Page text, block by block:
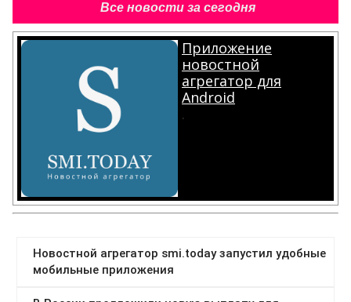
Все новости за сегодня
Приложение
новостной
агрегатор для
Android
.